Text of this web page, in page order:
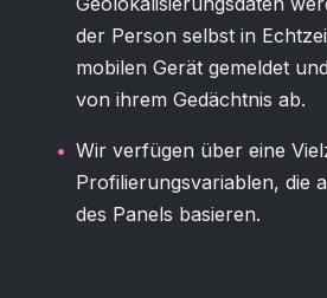
der Person selbst in
mobilen Gerät gemeldet
von ihrem Gedächtnis ab.
Wir verfügen über eine
Profilierungsvariablen, die
des Panels basieren.